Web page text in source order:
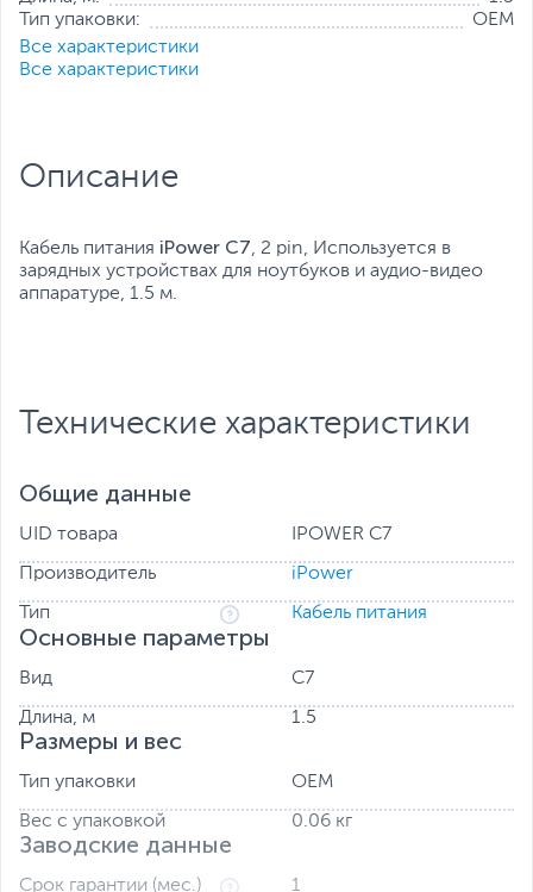
Тип упаковки:
OEM
Все характеристики
Все характеристики
Описание
Кабель питания iPower C7, 2 pin, Используется в
зарядных устройствах для ноутбуков и аудио-видео
аппаратуре, 1.5 м.
Технические характеристики
Общие данные
UID товара IPOWER C7
Производитель iPower
Тип Кабель питания
Основные параметры
Вид C7
Длина, м 1.5
Размеры и вес
Тип упаковки OEM
Вес с упаковкой 0.06 кг
Заводские данные
Срок гарантии (мес.) 1